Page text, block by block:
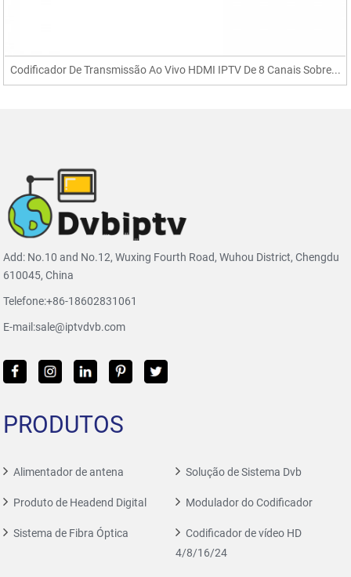
Codificador De Transmissão Ao Vivo HDMI IPTV De 8 Canais Sobre...
Add: No.10 and No.12, Wuxing Fourth Road, Wuhou District, Chengdu
610045, China
Telefone:+86-18602831061
E-mail:sale@iptvdvb.com
PRODUTOS
Alimentador de antena Solução de Sistema Dvb
Produto de Headend Digital Modulador do Codificador
Sistema de Fibra Óptica
Codificador de vídeo HD
4/8/16/24